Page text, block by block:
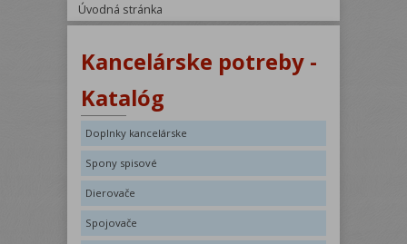
Úvodná stránka
Kancelárske potreby -
Katalóg
Doplnky kancelárske
Spony spisové
Dierovače
Spojovače